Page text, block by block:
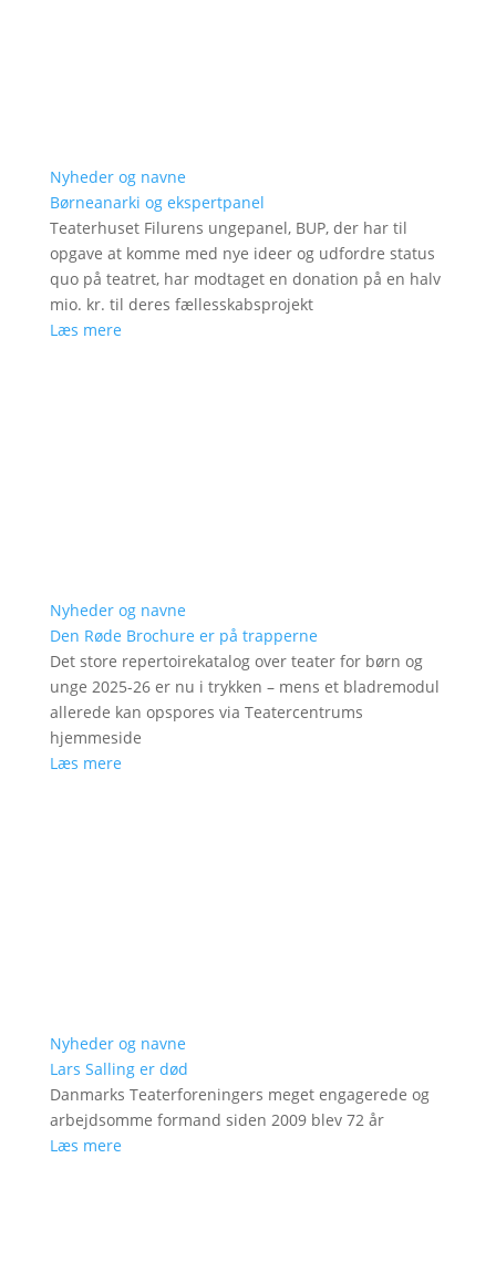
Nyheder og navne
Børneanarki og ekspertpanel
Teaterhuset Filurens ungepanel, BUP, der har til
opgave at komme med nye ideer og udfordre status
quo på teatret, har modtaget en donation på en halv
mio. kr. til deres fællesskabsprojekt
Læs mere
Nyheder og navne
Den Røde Brochure er på trapperne
Det store repertoirekatalog over teater for børn og
unge 2025-26 er nu i trykken – mens et bladremodul
allerede kan opspores via Teatercentrums
hjemmeside
Læs mere
Nyheder og navne
Lars Salling er død
Danmarks Teaterforeningers meget engagerede og
arbejdsomme formand siden 2009 blev 72 år
Læs mere